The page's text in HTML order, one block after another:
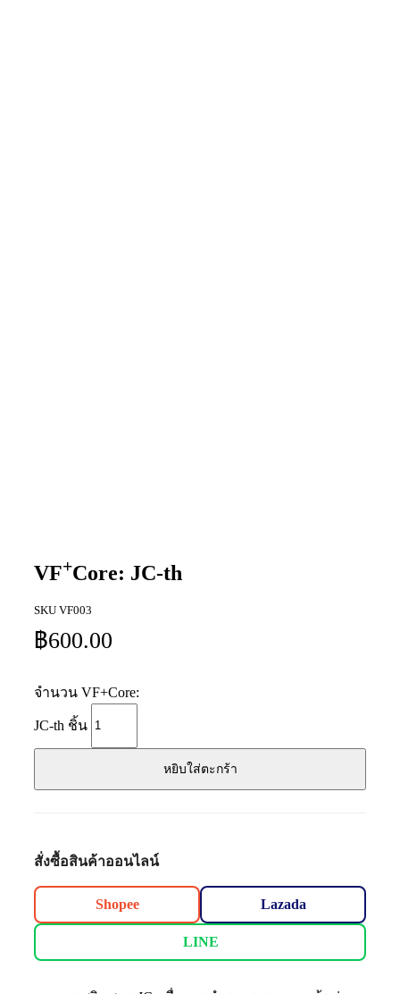
VF+Core: JC-th
SKU VF003
฿600.00
จำนวน VF+Core:
JC-th ชิ้น
หยิบใส่ตะกร้า
สั่งซื้อสินค้าออนไลน์
Shopee Lazada
LINE